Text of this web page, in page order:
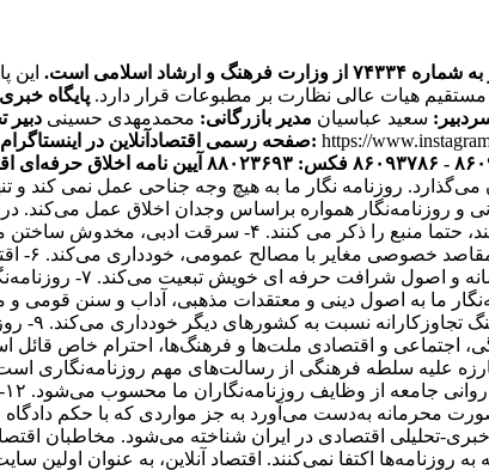
و ارشاد اسلامی است.
هیات عالی نظارت بر مطبوعات قرار دارد. پایگاه
سعید عباسیان مدیر بازرگانی: محمدمهدی حسینی دبیر
صفحه رسمی اقتصادآنلاین در اینستاگرام: https://
آیین نامه اخلاق حرفه‌ای
می‌گذارد. روزنامه نگار ما به هیچ وجه جناحی عمل
و روزنامه‌نگار همواره براساس وجدان اخلاق عمل می‌کند.
هستند. ۳- روزنامه‌نگاران اقتصاد آنلاین اگر اخباری را از منبعی
مطرود
انتشار مطالب یا تغییر
از اصول شرافت حرفه‌ای خویشتن تبعیت می‌کند. ۸- روزنامه‌نگار ما به اصول دینی و
تبعیض
صورت محرمانه به‌دست می‌آورد به جز مواردی که با حکم
وب‌سایت خبری-تحلیلی اقتصادی در ایران شناخته می‌شود.